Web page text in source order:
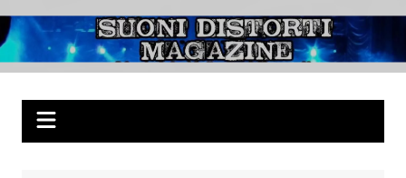
al
contenuto
Suoni Distorti
Magazine
Musica Rock, Metal, Punk e varie sonorità alternative